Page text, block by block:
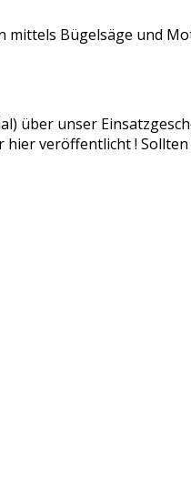
mittels Bügelsäge und
über unser
veröffentlicht !